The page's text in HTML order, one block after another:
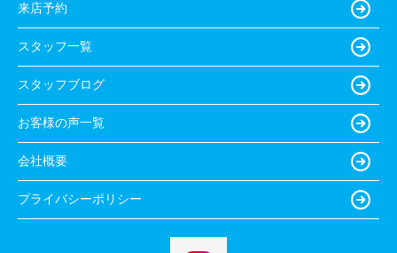
来店予約
スタッフ一覧
スタッフブログ
お客様の声一覧
会社概要
プライバシーポリシー